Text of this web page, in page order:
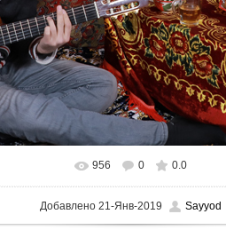
956 0 0.0
Добавлено21-Янв-2019 Sayyod